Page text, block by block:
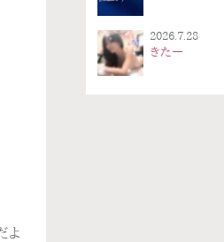
よ
2026.7.28
きたー